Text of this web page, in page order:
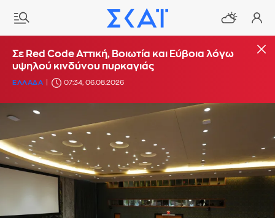
Σε Red Code Αττική, Βοιωτία και Εύβοια λόγω
υψηλού κινδύνου πυρκαγιάς
ΕΛΛΑΔΑ 07:34, 06.08.2026